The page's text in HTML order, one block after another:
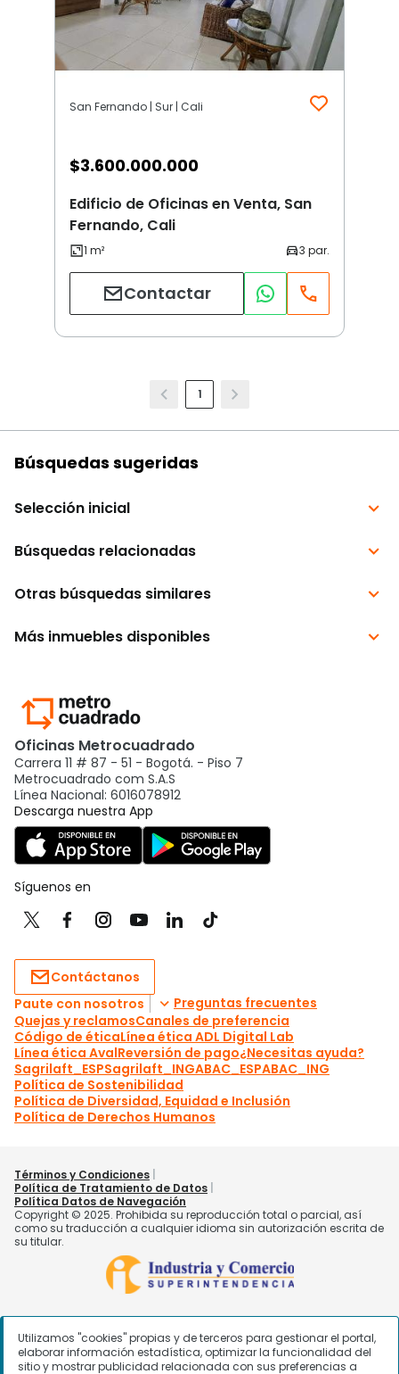
San Fernando | Sur | Cali
$3.600.000.000
Edificio de Oficinas en Venta, San
Fernando, Cali
Contactar
1
Utilizamos "cookies" propias y de terceros para gestionar el portal,
elaborar información estadística, optimizar la funcionalidad del
sitio y mostrar publicidad relacionada con sus preferencias a